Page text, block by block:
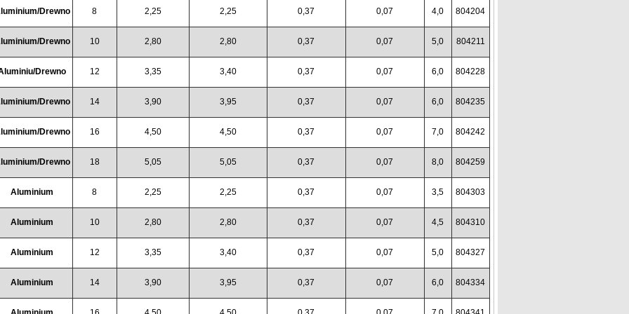
Drewno 8 2,25 2,25 0,37 0,07 4,0 804204
Drewno 10 2,80 2,80 0,37 0,07 5,0 804211
Drewno 12 3,35 3,40 0,37 0,07 6,0 804228
Drewno 14 3,90 3,95 0,37 0,07 6,0 804235
Drewno 16 4,50 4,50 0,37 0,07 7,0 804242
Drewno 18 5,05 5,05 0,37 0,07 8,0 804259
Aluminium 8 2,25 2,25 0,37 0,07 3,5 804303
Aluminium 10 2,80 2,80 0,37 0,07 4,5 804310
Aluminium 12 3,35 3,40 0,37 0,07 5,0 804327
Aluminium 14 3,90 3,95 0,37 0,07 6,0 804334